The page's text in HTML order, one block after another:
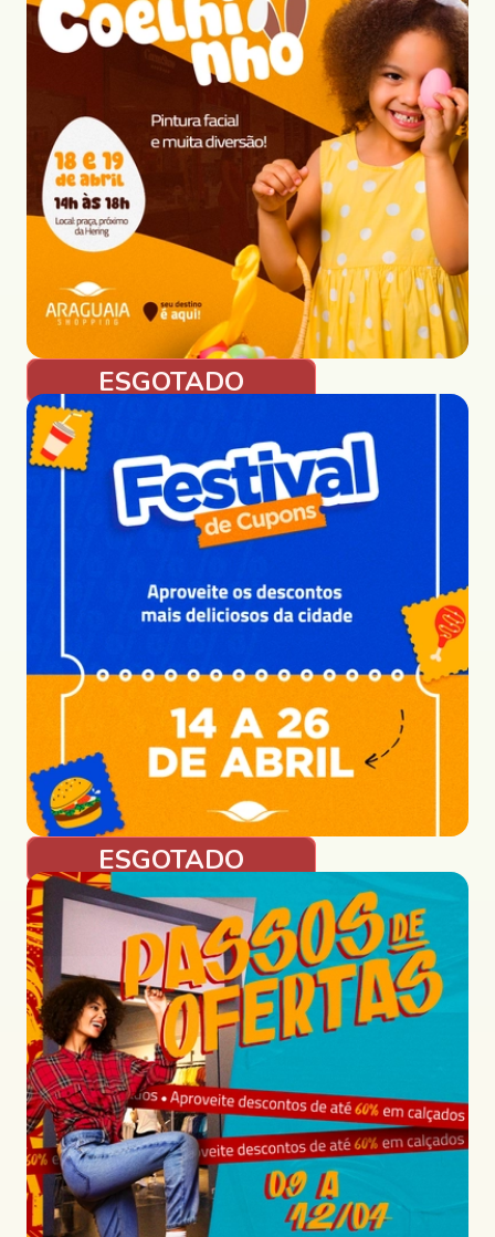
ESGOTADO
ESGOTADO